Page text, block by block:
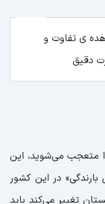
ی تفاوت و
دقیق
متعجب می‌شوید، این
در این کشور
تغییر می‌کند باید